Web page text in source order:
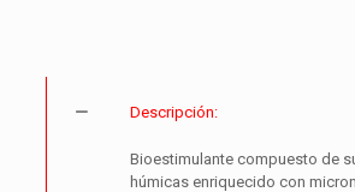
Descripción:
Bioestimulante compuesto de
húmicas enriquecido con